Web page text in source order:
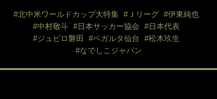
#北中米ワールドカップ大特集 #Ｊリーグ
#伊東純也
#中村敬斗
#日本サッカー協会
#日本代表
#ジュビロ磐田
#ベガルタ仙台
#松木玖生
#なでしこジャパン